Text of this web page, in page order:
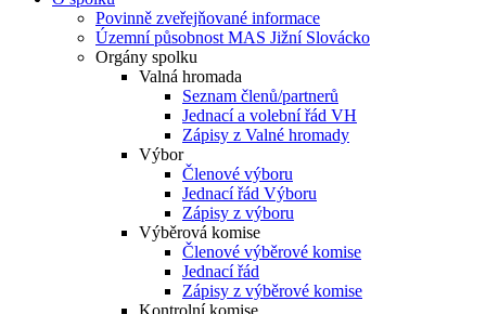
Povinně zveřejňované informace
Územní působnost MAS Jižní Slovácko
Orgány spolku
Valná hromada
Seznam členů/partnerů
Jednací a volební řád VH
Zápisy z Valné hromady
Výbor
Členové výboru
Jednací řád Výboru
Zápisy z výboru
Výběrová komise
Členové výběrové komise
Jednací řád
Zápisy z výběrové komise
Kontrolní komise